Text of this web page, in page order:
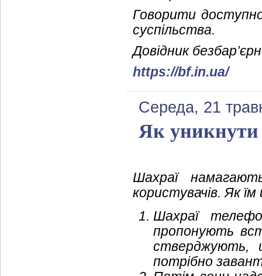
Говорити
суспільства.
Довідник
https://bf.in.ua/
Середа, 21
Як уникнути
Шахраї
користувачів. Як
Шахраї
пропонують
стверджують,
потрібно